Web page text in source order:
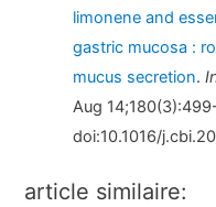
limonene and
gastric mucosa :
mucus secretion.
Aug
doi:10.1016/
article similaire: